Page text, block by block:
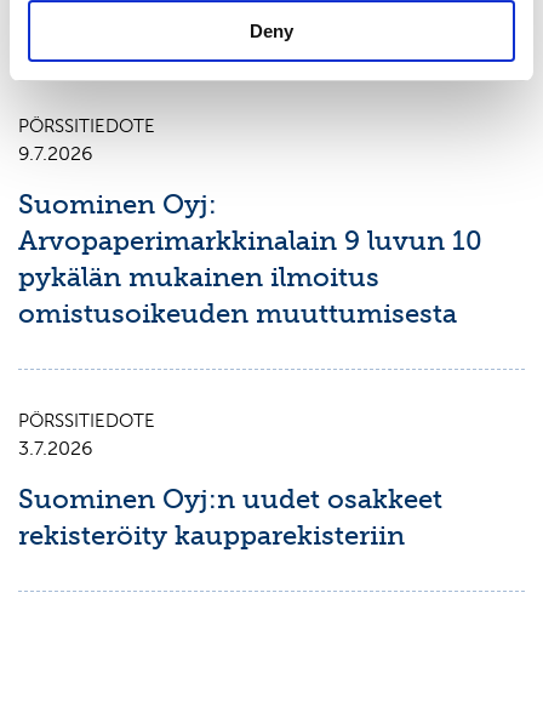
Deny
PÖRSSITIEDOTE
9.7.2026
Suominen Oyj:
Arvopaperimarkkinalain 9 luvun 10
pykälän mukainen ilmoitus
omistusoikeuden muuttumisesta
PÖRSSITIEDOTE
3.7.2026
Suominen Oyj:n uudet osakkeet
rekisteröity kaupparekisteriin